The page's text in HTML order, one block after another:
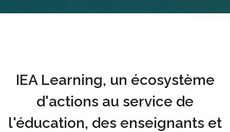
IEA Learning, un écosystème
d'actions au service de
l'éducation, des enseignants et